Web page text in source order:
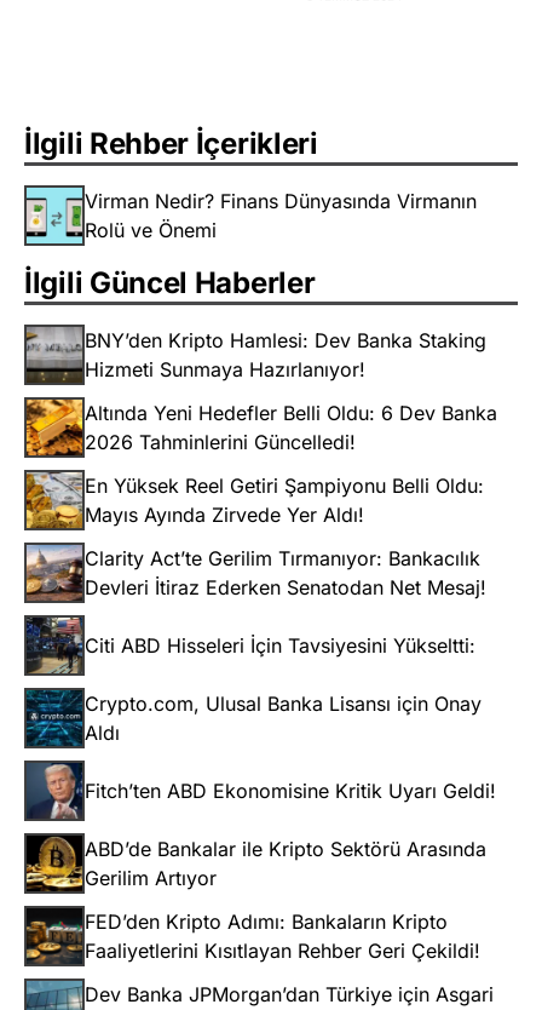
İlgili Rehber İçerikleri
Virman Nedir? Finans Dünyasında Virmanın
Rolü ve Önemi
İlgili Güncel Haberler
BNY’den Kripto Hamlesi: Dev Banka Staking
Hizmeti Sunmaya Hazırlanıyor!
Altında Yeni Hedefler Belli Oldu: 6 Dev Banka
2026 Tahminlerini Güncelledi!
En Yüksek Reel Getiri Şampiyonu Belli Oldu:
Mayıs Ayında Zirvede Yer Aldı!
Clarity Act’te Gerilim Tırmanıyor: Bankacılık
Devleri İtiraz Ederken Senatodan Net Mesaj!
Citi ABD Hisseleri İçin Tavsiyesini Yükseltti:
Crypto.com, Ulusal Banka Lisansı için Onay
Aldı
Fitch’ten ABD Ekonomisine Kritik Uyarı Geldi!
ABD’de Bankalar ile Kripto Sektörü Arasında
Gerilim Artıyor
FED’den Kripto Adımı: Bankaların Kripto
Faaliyetlerini Kısıtlayan Rehber Geri Çekildi!
Dev Banka JPMorgan’dan Türkiye için Asgari